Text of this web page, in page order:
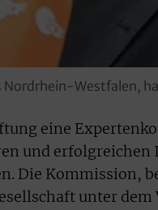
Westfalen,
eine
und
Die Kommission,
unter